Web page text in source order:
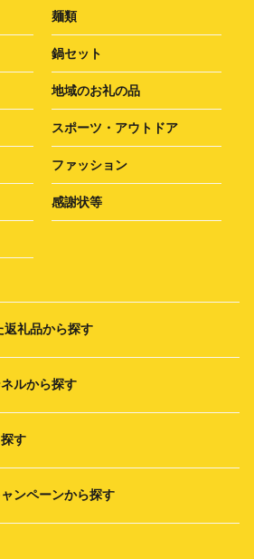
麺類
鍋セット
地域のお礼の品
スポーツ・アウトドア
ファッション
感謝状等
返礼品から探す
ルから探す
す
ンペーンから探す